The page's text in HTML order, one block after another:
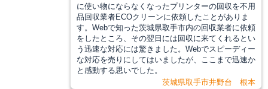
に使い物にならなくなったプリンターの回収を不用
品回収業者ECOクリーンに依頼したことがありま
す。Webで知った茨城県取手市内の回収業者に依頼
をしたところ、その翌日には回収に来てくれるとい
う迅速な対応には驚きました。Webでスピーディー
な対応を売りにしてはいましたが、ここまで迅速か
と感動する思いでした。
茨城県取手市井野台 根本